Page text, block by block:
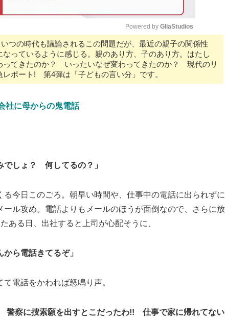
M
u
t
Powered by GliaStudios
つの時代も議論されるこの問題だが、最近の親子の関係性
なっているように感じる。親のあり方、子のあり方。はたし
ってきたのか？ いったいなぜ変わってきたのか？ 現代のリ
レポート! 第4弾は「子どもの言い分」です。
社に母からの鬼電話
でしょ？ 何してるの？」
今日このごろ。朝早い時間や、仕事中の電話に出られずに
ール攻め。電話よりもメールのほうが面倒なので、さらに放
る日、出社すると上司が心配そうに、
から電話きてるぞ」
電話をかわれば怒鳴り声。
警察に捜索願を出すとこだったわ!! 仕事で家に帰れてない